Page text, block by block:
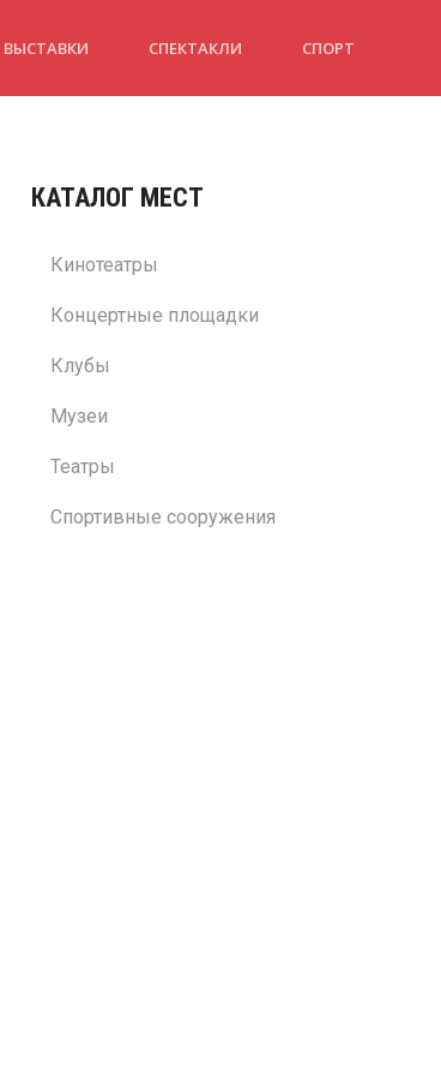
ВЫСТАВКИ СПЕКТАКЛИ СПОРТ
Чт
КАТАЛОГ МЕСТ
Кинотеатры
Концертные площадки
Клубы
Музеи
Театры
Спортивные сооружения